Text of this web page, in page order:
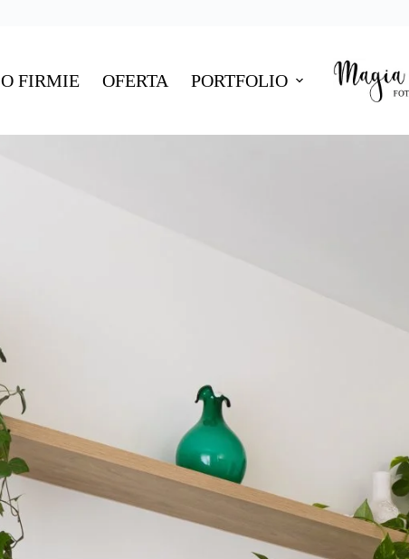
O FIRMIE OFERTA PORTFOLIO